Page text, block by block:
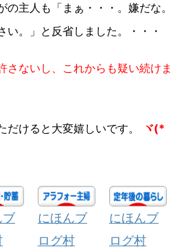
の主人も「まぁ・・・。嫌だな。
い。」と反省しました。・・・
さないし、これからも疑い続けま
けると大変嬉しいです。
ヾ(*
ブ
にほんブ
ログ村
にほんブ
ログ村